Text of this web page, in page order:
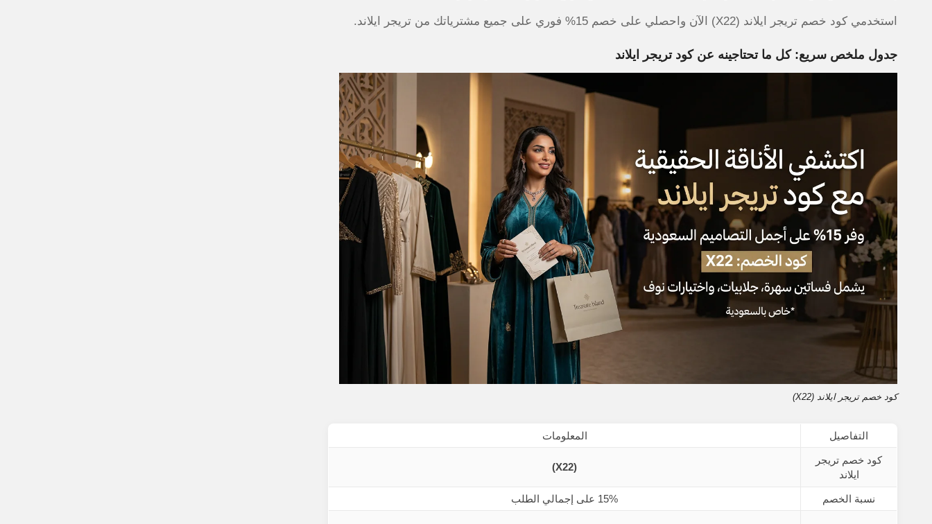
استخدمي كود خصم تريجر ايلاند (X22) الآن واحصلي على خصم 15% فوري على جميع مشترياتك من تريجر ايلاند.
جدول ملخص سريع: كل ما تحتاجينه عن كود تريجر ايلاند
كود خصم تريجر ايلاند (X22)
التفاصيل المعلومات
كود خصم تريجر
ايلاند
(X22)
نسبة الخصم 15% على إجمالي الطلب